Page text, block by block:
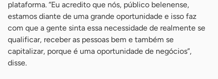
plataforma. “Eu acredito que nós, público belenense,
estamos diante de uma grande oportunidade e isso faz
com que a gente sinta essa necessidade de realmente se
qualificar, receber as pessoas bem e também se
capitalizar, porque é uma oportunidade de negócios”,
disse.